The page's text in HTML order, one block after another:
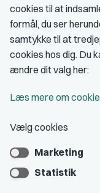
Fordele som
Kontingent
Bliv medlem
cookies til at
formål, du ser
samtykke til at
cookies hos dig. Du
ændre dit valg her:
Læs mere om
Vælg cookies
Marketing
Statistik